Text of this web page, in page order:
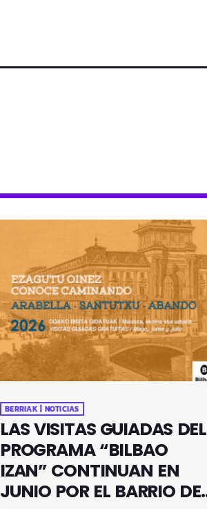
BERRIAK | NOTICIAS
LAS VISITAS GUIADAS DEL
PROGRAMA “BILBAO
IZAN” CONTINUAN EN
JUNIO POR EL BARRIO DE